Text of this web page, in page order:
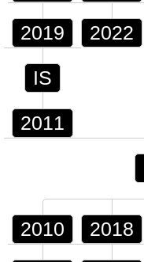
2019 2022
IS
2011
2010 2018